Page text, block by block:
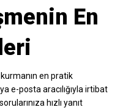
En
kurmanın en pratik
e-posta aracılığıyla irtibat
hızlı yanıt